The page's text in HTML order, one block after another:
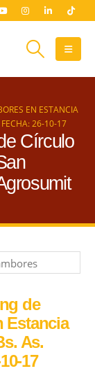
EN ESTANCIA
FECHA: 26-10-17
Círculo
de
Estancia
As.
17